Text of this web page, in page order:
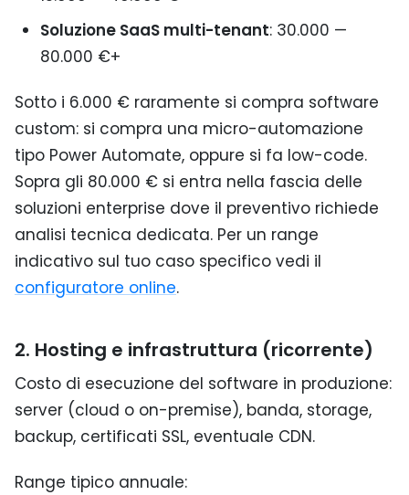
Soluzione SaaS multi-tenant: 30.000 —
80.000 €+
Sotto i 6.000 € raramente si compra software
custom: si compra una micro-automazione
tipo Power Automate, oppure si fa low-code.
Sopra gli 80.000 € si entra nella fascia delle
soluzioni enterprise dove il preventivo richiede
analisi tecnica dedicata. Per un range
indicativo sul tuo caso specifico vedi il
configuratore online.
2. Hosting e infrastruttura (ricorrente)
Costo di esecuzione del software in produzione:
server (cloud o on-premise), banda, storage,
backup, certificati SSL, eventuale CDN.
Range tipico annuale: